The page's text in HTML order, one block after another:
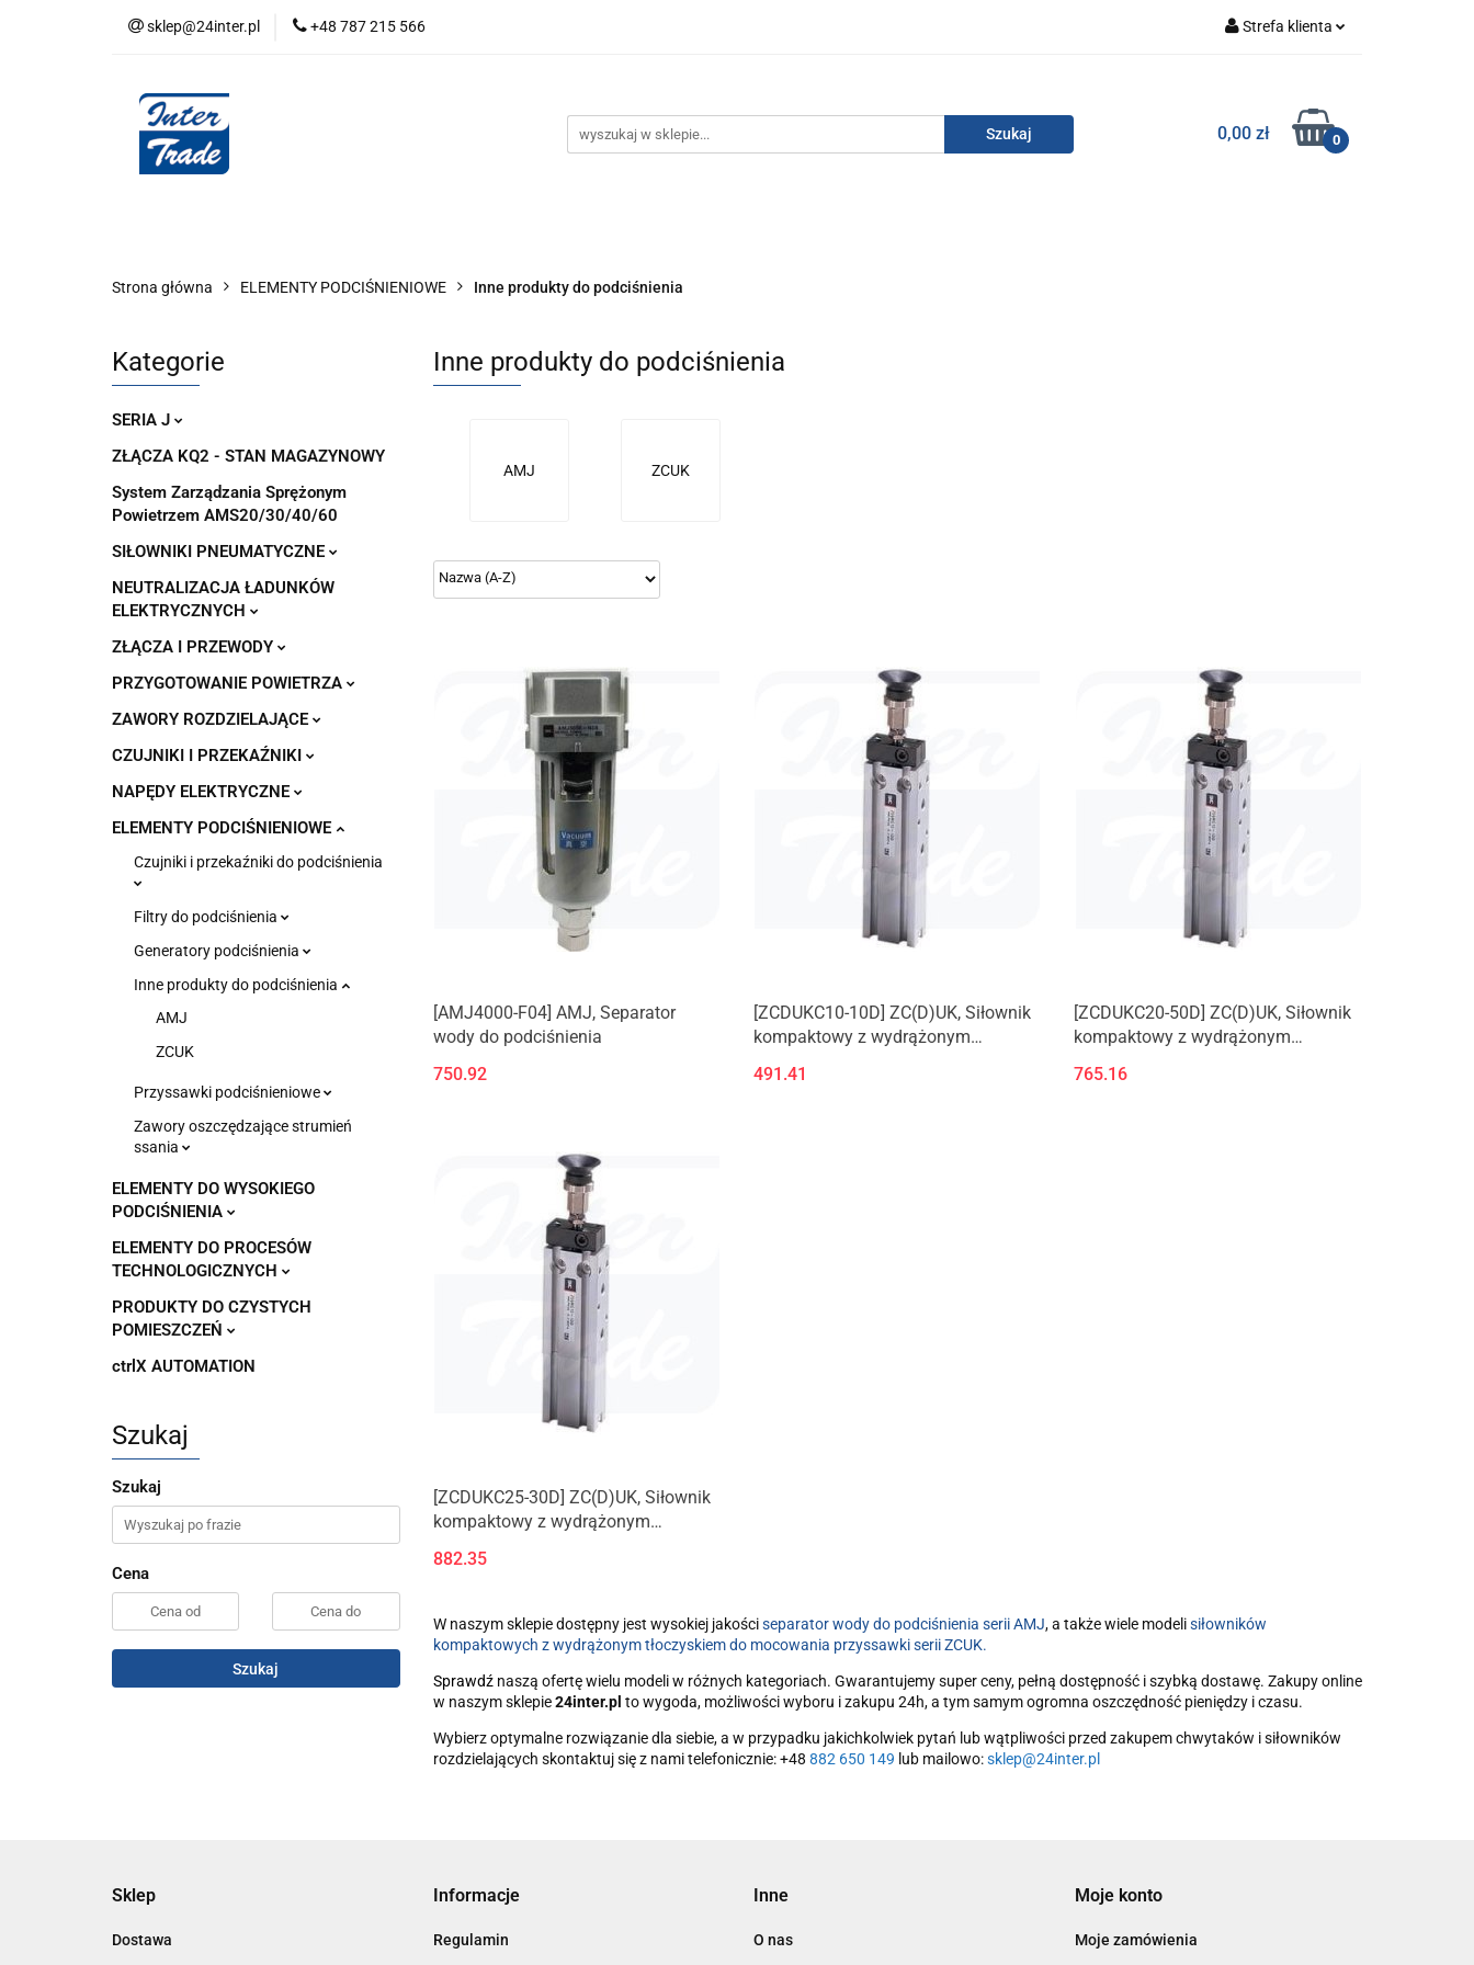
sklep@24inter.pl +48 787 215 566 Strefa klienta
Zarejestruj się
Dodaj zgłoszenie
0,00 zł 0
AUDYT SPRĘŻONEGO POWIETRZA SERIA J AUTORYZOWANY DYSTRYBUTOR SMC
AUDYT SPRĘŻONEGO POWIETRZA SERIA J AUTORYZOWANY DYSTRYBUTOR SMC
Strona główna ELEMENTY PODCIŚNIENIOWE Inne produkty do podciśnienia
Kategorie
SERIA J
ZŁĄCZA KQ2 - STAN MAGAZYNOWY
System Zarządzania Sprężonym
Powietrzem AMS20/30/40/60
SIŁOWNIKI PNEUMATYCZNE
NEUTRALIZACJA ŁADUNKÓW
ELEKTRYCZNYCH
ZŁĄCZA I PRZEWODY
PRZYGOTOWANIE POWIETRZA
ZAWORY ROZDZIELAJĄCE
CZUJNIKI I PRZEKAŹNIKI
NAPĘDY ELEKTRYCZNE
ELEMENTY PODCIŚNIENIOWE
Czujniki i przekaźniki do podciśnienia
Filtry do podciśnienia
Generatory podciśnienia
Inne produkty do podciśnienia
AMJ
ZCUK
Przyssawki podciśnieniowe
Zawory oszczędzające strumień
ssania
ELEMENTY DO WYSOKIEGO
PODCIŚNIENIA
ELEMENTY DO PROCESÓW
TECHNOLOGICZNYCH
PRODUKTY DO CZYSTYCH
POMIESZCZEŃ
ctrlX AUTOMATION
Szukaj
Szukaj
Cena
Szukaj
Inne produkty do podciśnienia
AMJ ZCUK
[AMJ4000-F04] AMJ, Separator
wody do podciśnienia
750.92
[ZCDUKC10-10D] ZC(D)UK, Siłownik
kompaktowy z wydrążonym
przyssawki
491.41
[ZCDUKC20-50D] ZC(D)UK, Siłownik
kompaktowy z wydrążonym
przyssawki
765.16
[ZCDUKC25-30D] ZC(D)UK, Siłownik
kompaktowy z wydrążonym
przyssawki
882.35
W naszym sklepie dostępny jest wysokiej jakościseparator wody do podciśnienia serii AMJ, a także wiele modelisiłowników
kompaktowych z wydrążonym tłoczyskiem do mocowania przyssawki serii ZCUK.
Sprawdź naszą ofertę wielu modeli w różnych kategoriach. Gwarantujemy super ceny, pełną dostępność i szybką dostawę. Zakupy online
w naszym sklepie24inter.pl to wygoda, możliwości wyboru i zakupu 24h, a tym samym ogromna oszczędność pieniędzy i czasu.
Wybierz optymalne rozwiązanie dla siebie, a w przypadku jakichkolwiek pytań lub wątpliwości przed zakupem chwytaków i siłowników
rozdzielających skontaktuj się z nami telefonicznie: +48 882 650 149 lub mailowo:sklep@24inter.pl
Sklep
Dostawa
Informacje
Regulamin
Inne
O nas
Moje konto
Moje zamówienia